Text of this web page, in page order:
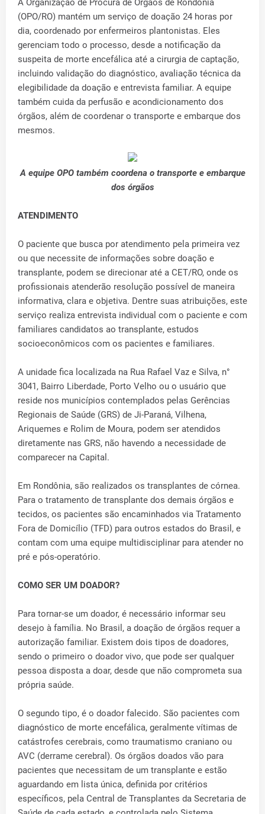
A Organização de Procura de Órgãos de Rondônia
(OPO/RO) mantém um serviço de doação 24 horas por
dia, coordenado por enfermeiros plantonistas. Eles
gerenciam todo o processo, desde a notificação da
suspeita de morte encefálica até a cirurgia de captação,
incluindo validação do diagnóstico, avaliação técnica da
elegibilidade da doação e entrevista familiar. A equipe
também cuida da perfusão e acondicionamento dos
órgãos, além de coordenar o transporte e embarque dos
mesmos.
A equipe OPO também coordena o transporte e embarque
dos órgãos
ATENDIMENTO
O paciente que busca por atendimento pela primeira vez
ou que necessite de informações sobre doação e
transplante, podem se direcionar até a CET/RO, onde os
profissionais atenderão resolução possível de maneira
informativa, clara e objetiva. Dentre suas atribuições, este
serviço realiza entrevista individual com o paciente e com
familiares candidatos ao transplante, estudos
socioeconômicos com os pacientes e familiares.
A unidade fica localizada na Rua Rafael Vaz e Silva, n°
3041, Bairro Liberdade, Porto Velho ou o usuário que
reside nos municípios contemplados pelas Gerências
Regionais de Saúde (GRS) de Ji-Paraná, Vilhena,
Ariquemes e Rolim de Moura, podem ser atendidos
diretamente nas GRS, não havendo a necessidade de
comparecer na Capital.
Em Rondônia, são realizados os transplantes de córnea.
Para o tratamento de transplante dos demais órgãos e
tecidos, os pacientes são encaminhados via Tratamento
Fora de Domicílio (TFD) para outros estados do Brasil, e
contam com uma equipe multidisciplinar para atender no
pré e pós-operatório.
COMO SER UM DOADOR?
Para tornar-se um doador, é necessário informar seu
desejo à família. No Brasil, a doação de órgãos requer a
autorização familiar. Existem dois tipos de doadores,
sendo o primeiro o doador vivo, que pode ser qualquer
pessoa disposta a doar, desde que não comprometa sua
própria saúde.
O segundo tipo, é o doador falecido. São pacientes com
diagnóstico de morte encefálica, geralmente vítimas de
catástrofes cerebrais, como traumatismo craniano ou
AVC (derrame cerebral). Os órgãos doados vão para
pacientes que necessitam de um transplante e estão
aguardando em lista única, definida por critérios
específicos, pela Central de Transplantes da Secretaria de